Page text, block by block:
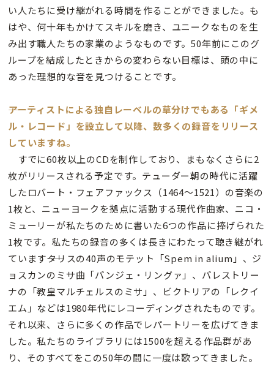
い人たちに受け継がれる時間を作ることができました。も
はや、何十年もかけてスキルを磨き、ユニークなものを生
み出す職人たちの家業のようなものです。50年前にこのグ
ループを結成したときからの変わらない目標は、頭の中に
あった理想的な音を見つけることです。
――アーティストによる独自レーベルの草分けでもある「ギメ
ル・レコード」を設立して以降、数多くの録音をリリース
していますね。
すでに60枚以上のCDを制作しており、まもなくさらに2
枚がリリースされる予定です。テューダー朝の時代に活躍
したロバート・フェアファックス（1464～1521）の音楽の
1枚と、ニューヨークを拠点に活動する現代作曲家、ニコ・
ミューリーが私たちのために書いた6つの作品に捧げられた
1枚です。私たちの録音の多くは長きにわたって聴き継がれ
ています――タリスの40声のモテット「Spem in alium」、ジ
ョスカンのミサ曲「パンジェ・リングァ」、パレストリー
ナの「教皇マルチェルスのミサ」、ビクトリアの「レクイ
エム」などは1980年代にレコーディングされたものです。
それ以来、さらに多くの作品でレパートリーを広げてきま
した。私たちのライブラリには1500を超える作品群があ
り、そのすべてをこの50年の間に一度は歌ってきました。